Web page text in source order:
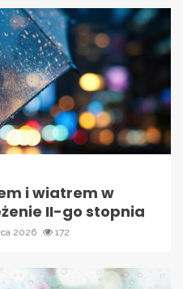
i wiatrem w
II-go stopnia
2026 172